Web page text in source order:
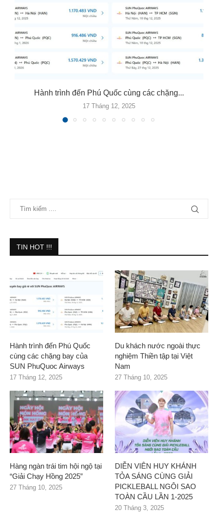
Hành trình đến Phú Quốc cùng các chặng...
17 Tháng 12, 2025
TIN HOT !!!
Hành trình đến Phú Quốc
cùng các chặng bay của
SUN PhuQuoc Airways
17 Tháng 12, 2025
Du khách nước ngoài thực
nghiệm Thiền tập tại Việt
Nam
27 Tháng 10, 2025
Hàng ngàn trái tim hội ngộ tại
“Giải Chạy Hồng 2025”
27 Tháng 10, 2025
DIỄN VIÊN HUY KHÁNH
TỎA SÁNG CÙNG GIẢI
PICKLEBALL NGÔI SAO
TOÀN CẦU LẦN 1-2025
20 Tháng 3, 2025